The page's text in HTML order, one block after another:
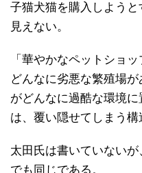
子猫犬猫を購入しよう
見えない。
「華やかなペットショ
どんなに劣悪な繁殖場
がどんなに過酷な環境
は、覆い隠せてしまう構
太田氏は書いていない
でも同じである。